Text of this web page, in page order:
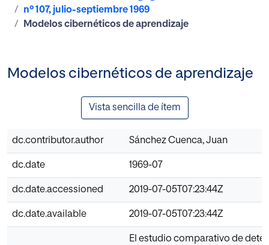
nº 107, julio-septiembre 1969
Modelos cibernéticos de aprendizaje
Modelos cibernéticos de aprendizaje
Vista sencilla de ítem
dc.contributor.author Sánchez Cuenca, Juan
dc.date 1969-07
dc.date.accessioned 2019-07-05T07:23:44Z
dc.date.available 2019-07-05T07:23:44Z
El estudio comparativo de